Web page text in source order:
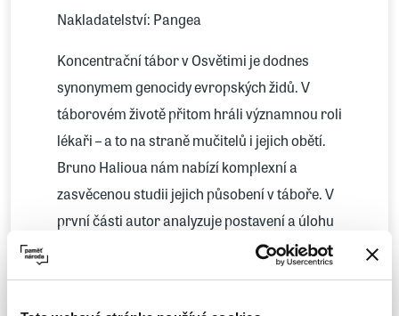
Nakladatelství: Pangea
Koncentrační tábor v Osvětimi je dodnes
synonymem genocidy evropských židů. V
táborovém životě přitom hráli významnou roli
lékaři – a to na straně mučitelů i jejich obětí.
Bruno Halioua nám nabízí komplexní a
zasvěcenou studii jejich působení v táboře. V
první části autor analyzuje postavení a úlohu
lékařů SS, jejichž úkolem bylo podporovat